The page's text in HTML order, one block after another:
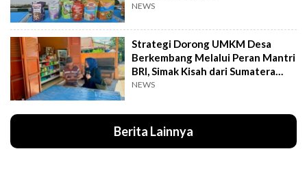
NEWS
Strategi Dorong UMKM Desa
Berkembang Melalui Peran Mantri
BRI, Simak Kisah dari Sumatera
Utara Ini
NEWS
Berita Lainnya